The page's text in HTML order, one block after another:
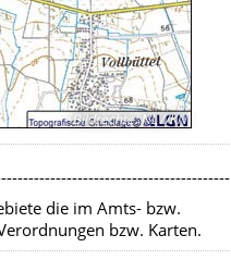
Bildrechte:NLWKN
die im Amts- bzw.
bzw. Karten.